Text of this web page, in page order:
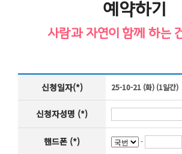
예약하기
사람과 자연이 함께 하는
신청일자(*) 25-10-21 (화) (1일간)
신청자성명 (*)
핸드폰 (*) -